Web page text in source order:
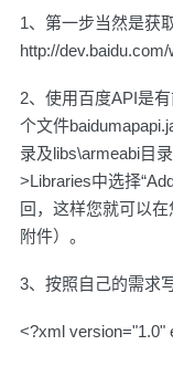
1、第一步当然是获
http://
2、使用百度API是
个文件
录及libs\armeabi目
>Libraries中选择
回，这样您就可以
附件）。
3、按照自己的需求
<?xml version="1.0"